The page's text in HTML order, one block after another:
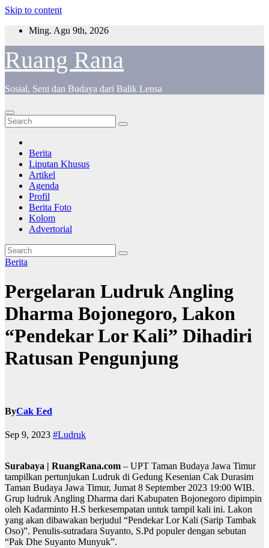
Skip to content
Ming. Agu 9th, 2026
Ruang Rana
Sosial, Seni dan Budaya dari Balik Lensa
Berita
Liputan Khusus
Artikel
Agenda
Profil
Berita Foto
Kolom
Advertorial
Berita
Pergelaran Ludruk Angling
Dharma Bojonegoro, Lakon
“Pendekar Lor Kali” Dihadiri
Ratusan Pengunjung
ByCak Eed
Sep 9, 2023 #Ludruk
Surabaya | RuangRana.com – UPT Taman Budaya Jawa Timur
tampilkan pertunjukan Ludruk di Gedung Kesenian Cak Durasim
Taman Budaya Jawa Timur, Jumat 8 September 2023 19:00 WIB.
Grup ludruk Angling Dharma dari Kabupaten Bojonegoro dipimpin
oleh Kadarminto H.S berkesempatan untuk tampil kali ini. Lakon
yang akan dibawakan berjudul “Pendekar Lor Kali (Sarip Tambak
Oso)”. Penulis-sutradara Suyanto, S.Pd populer dengan sebutan
“Pak Dhe Suyanto Munyuk”.